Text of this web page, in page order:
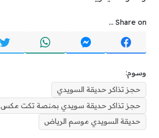
Share on ...
وسوم:
حجز تذاكر حديقة السويدي
حجز تذاكر حديقة سويدي بمنصة تكت مكس
حديقة السويدي موسم الرياض